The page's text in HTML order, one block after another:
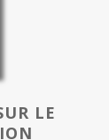
LE